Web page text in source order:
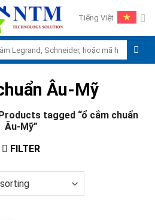
Tiếng Việt
Âu-Mỹ
Products tagged “ổ cắm chuẩn
Âu-Mỹ”
FILTER